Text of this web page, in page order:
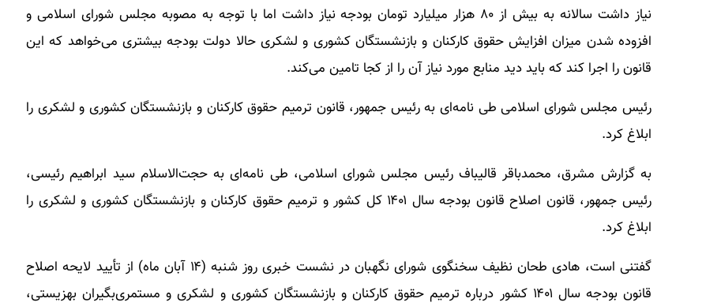
نیاز داشت سالانه به بیش از ۸۰ هزار میلیارد تومان بودجه نیاز داشت اما با توجه به مصوبه مجلس شورای اسلامی و
افزوده شدن میزان افزایش حقوق کارکنان و بازنشستگان کشوری و لشکری حالا دولت بودجه بیشتری می‌خواهد که این
قانون را اجرا کند که باید دید منابع مورد نیاز آن را از کجا تامین می‌کند.
رئیس مجلس شورای اسلامی طی نامه‌ای به رئیس جمهور، قانون ترمیم حقوق کارکنان و بازنشستگان کشوری و لشکری را
ابلاغ کرد.
به گزارش مشرق، محمدباقر قالیباف رئیس مجلس شورای اسلامی، طی نامه‌ای به حجت‌الاسلام سید ابراهیم رئیسی،
رئیس جمهور، قانون اصلاح قانون بودجه سال ۱۴۰۱ کل کشور و ترمیم حقوق کارکنان و بازنشستگان کشوری و لشکری را
ابلاغ کرد.
گفتنی است، هادی طحان نظیف سخنگوی شورای نگهبان در نشست خبری روز شنبه (۱۴ آبان ماه) از تأیید لایحه اصلاح
قانون بودجه سال ۱۴۰۱ کشور درباره ترمیم حقوق کارکنان و بازنشستگان کشوری و لشکری و مستمری‌بگیران بهزیستی،